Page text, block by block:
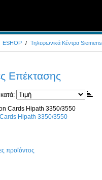
ESHOP / Τηλεφωνικά Κέντρα Siemens
Επέκτασης
Hipath 3350/3550
προϊόντος